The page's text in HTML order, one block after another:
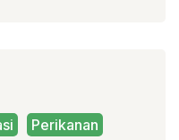
Perikanan